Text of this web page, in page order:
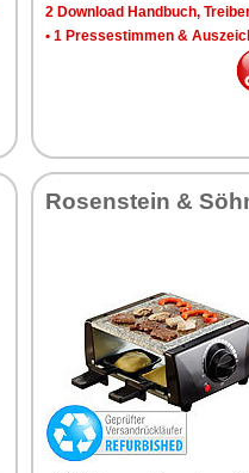
2 Down­load Hand­buch,
• 1 Pres­se­stim­men &
Ro­sen­stein &